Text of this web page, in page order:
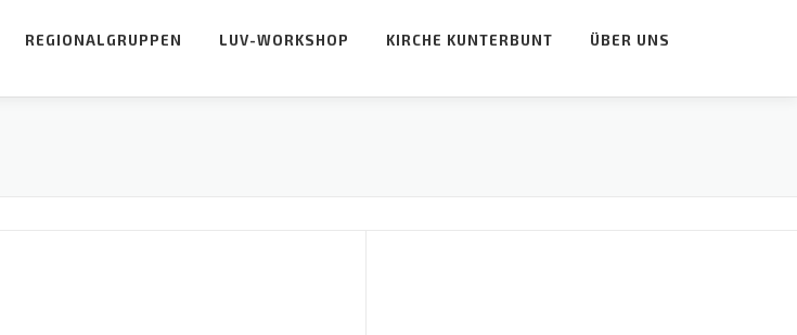
REGIONALGRUPPEN LUV-WORKSHOP KIRCHE KUNTERBUNT ÜBER UNS